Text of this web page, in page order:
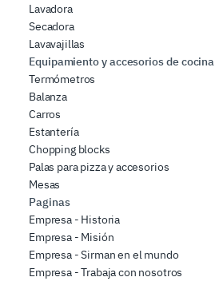
Lavadora
Secadora
Lavavajillas
Equipamiento y accesorios de cocina
Termómetros
Balanza
Carros
Estantería
Chopping blocks
Palas para pizza y accesorios
Mesas
Paginas
Empresa - Historia
Empresa - Misión
Empresa - Sirman en el mundo
Empresa - Trabaja con nosotros